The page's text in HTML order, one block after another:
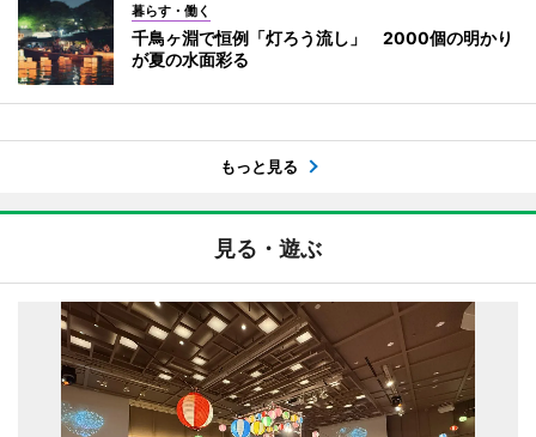
暮らす・働く
千鳥ヶ淵で恒例「灯ろう流し」 2000個の明かり
が夏の水面彩る
もっと見る
見る・遊ぶ